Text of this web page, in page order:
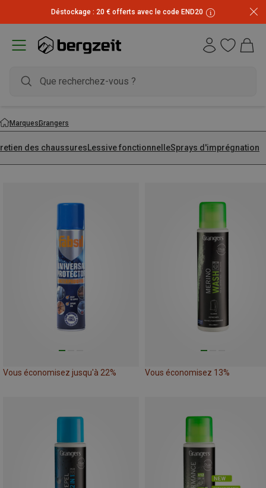
Déstockage : 20 € offerts avec le code END20
MarquesGrangers
des chaussuresLessive fonctionnelleSprays d'imprégnation
Vous économisez jusqu'à 22% Vous économisez 13%